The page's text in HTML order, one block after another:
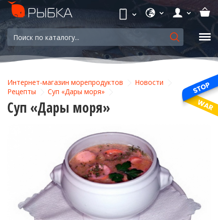
Интернет-магазин морепродуктов
Новости
Рецепты
Суп «Дары моря»
Суп «Дары моря»